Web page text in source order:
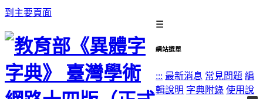
到主要頁面
☰
網站選單
::: 最新消息 常見問題 編
輯說明 字典附錄 使用說